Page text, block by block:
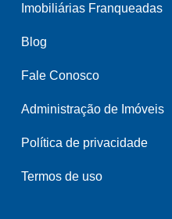
Imobiliárias Franqueadas
Blog
Fale Conosco
Administração de Imóveis
Política de privacidade
Termos de uso